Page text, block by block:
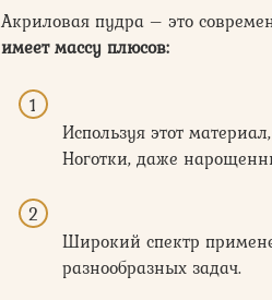
Акриловая пудра – это
имеет массу плюсов:
Используя этот
Ноготки, даже
Широкий спектр
разнообразных задач.